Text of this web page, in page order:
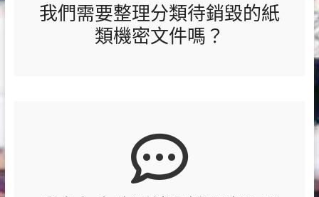
我們需要整理分類待銷毀的紙
類機密文件嗎？